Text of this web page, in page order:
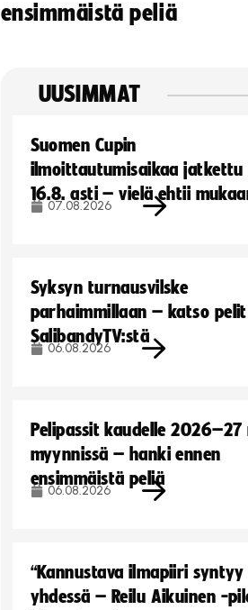
ensimmäistä peliä
UUSIMMAT
Suomen Cupin
ilmoittautumisaikaa jatkettu
16.8. asti – vielä ehtii
07.08.2026
Syksyn turnausvilske
parhaimmillaan – katso pelit
SalibandyTV:stä
06.08.2026
Pelipassit kaudelle
myynnissä – hanki ennen
ensimmäistä peliä
06.08.2026
“Kannustava ilmapiiri syntyy
yhdessä – Reilu Aikuinen -